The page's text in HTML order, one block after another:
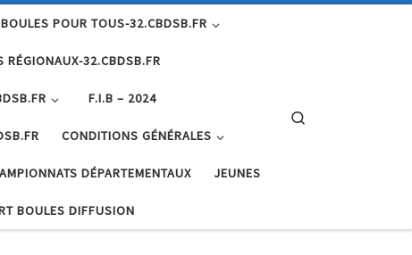
POUR TOUS-32.CBDSB.FR
RÉGIONAUX-32.CBDSB.FR
F.I.B – 2024
CONDITIONS GÉNÉRALES
DÉPARTEMENTAUX JEUNES
BOULES DIFFUSION